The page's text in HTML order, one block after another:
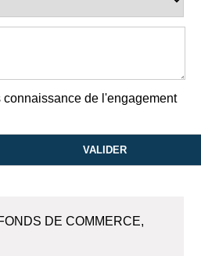
connaissance de l'engagement
DE COMMERCE,